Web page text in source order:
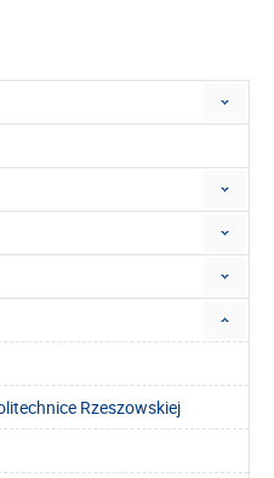
Rzeszowskiej